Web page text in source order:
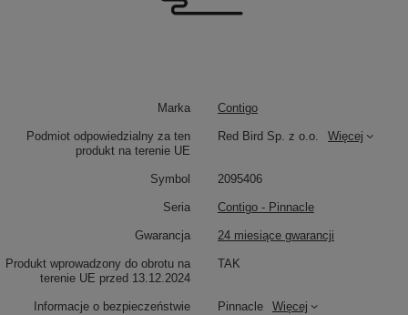
Marka Contigo
Podmiot odpowiedzialny za ten
produkt na terenie UE
Red Bird Sp. z o.o. Więcej
Symbol 2095406
Seria Contigo - Pinnacle
Gwarancja 24 miesiące gwarancji
Produkt wprowadzony do obrotu na
terenie UE przed 13.12.2024
TAK
Informacje o bezpieczeństwie Pinnacle Więcej